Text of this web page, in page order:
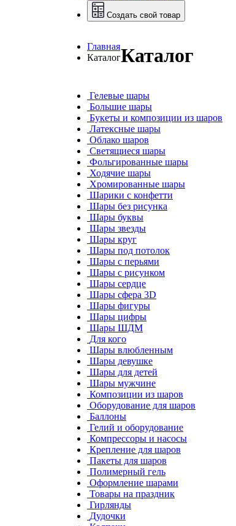
Создать свой товар
Главная
КаталогКаталог
Гелевые шары
Большие шары
Букеты и композиции из шаров
Латексные шары
Облако шаров
Светящиеся шары
Фольгированные шары
Ходячие шары
Хромированные шары
Шарики с конфетти
Шары без рисунка
Шары буквы
Шары звезды
Шары круг
Шары под потолок
Шары с перьями
Шары с рисунком
Шары сердце
Шары сфера 3D
Шары фигуры
Шары цифры
Шары ШДМ
Для кого
Шары влюбленным
Шары девушке
Шары для детей
Шары мужчине
Композиции из шаров
Оборудование для шаров
Баллоны
Гелий и оборудование
Компрессоры и насосы
Крепление для шаров
Пакеты для шаров
Полимерный гель
Оформление шарами
Товары на праздник
Гирлянды
Дудочки